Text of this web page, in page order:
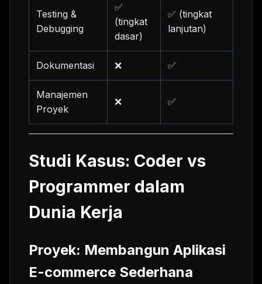
Testing &
Debugging
✅
(tingkat
dasar)
✅ (tingkat
lanjutan)
Dokumentasi ❌ ✅
Manajemen
Proyek
❌ ✅
Studi Kasus: Coder vs
Programmer dalam
Dunia Kerja
Proyek: Membangun Aplikasi
E-commerce Sederhana